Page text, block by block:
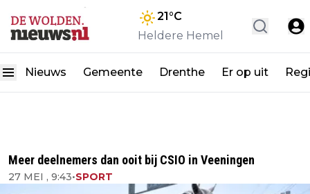
21°C
Heldere Hemel
Nieuws Gemeente Drenthe Er op uit
Meer deelnemers dan ooit bij CSIO in Veeningen
27 MEI , 9:43•SPORT